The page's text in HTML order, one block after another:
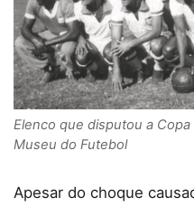
Elenco que disputou a
Museu do Futebol
Apesar do choque